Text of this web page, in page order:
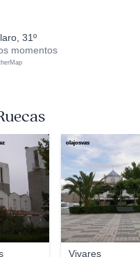
31º
momentos
Vivares
olajosvas